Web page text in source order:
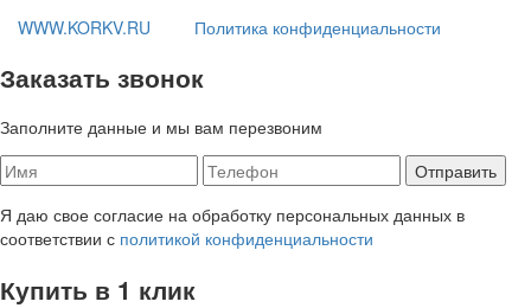
WWW.KORKV.RU
Политика конфиденциальности
Заказать звонок
Заполните данные и мы вам перезвоним
Я даю свое согласие на обработку персональных данных в
соответствии с политикой конфиденциальности
Купить в 1 клик